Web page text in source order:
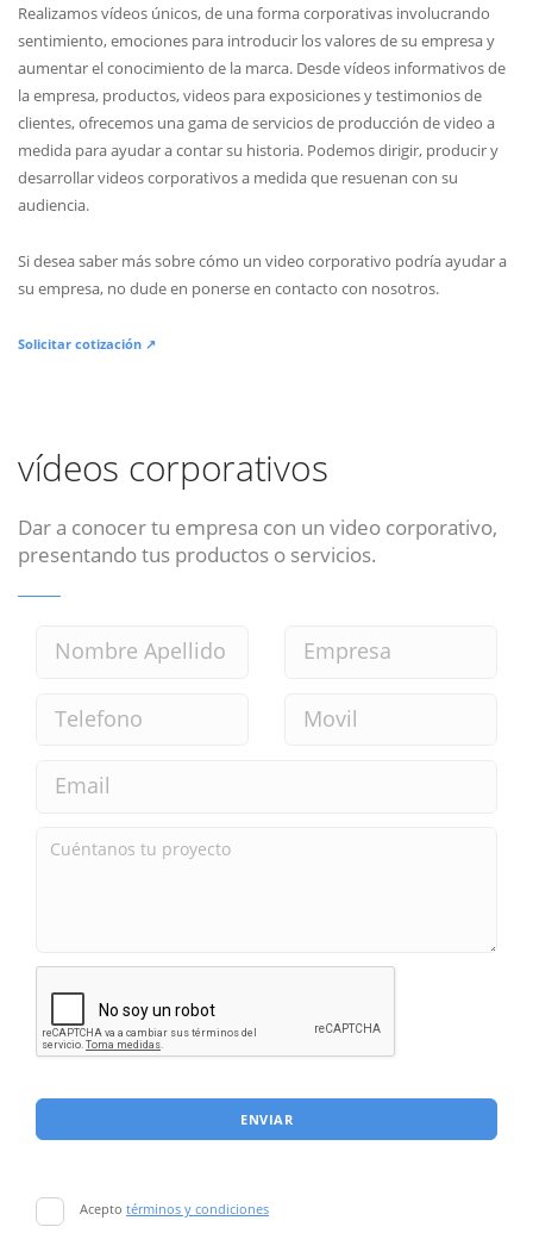
Realizamos vídeos únicos, de una forma corporativas involucrando
sentimiento, emociones para introducir los valores de su empresa y
aumentar el conocimiento de la marca. Desde vídeos informativos de
la empresa, productos, videos para exposiciones y testimonios de
clientes, ofrecemos una gama de servicios de producción de video a
medida para ayudar a contar su historia. Podemos dirigir, producir y
desarrollar videos corporativos a medida que resuenan con su
audiencia.
Si desea saber más sobre cómo un video corporativo podría ayudar a
su empresa, no dude en ponerse en contacto con nosotros.
Solicitar cotización ↗
vídeos corporativos
Dar a conocer tu empresa con un video corporativo,
presentando tus productos o servicios.
ENVIAR
Acepto términos y condiciones